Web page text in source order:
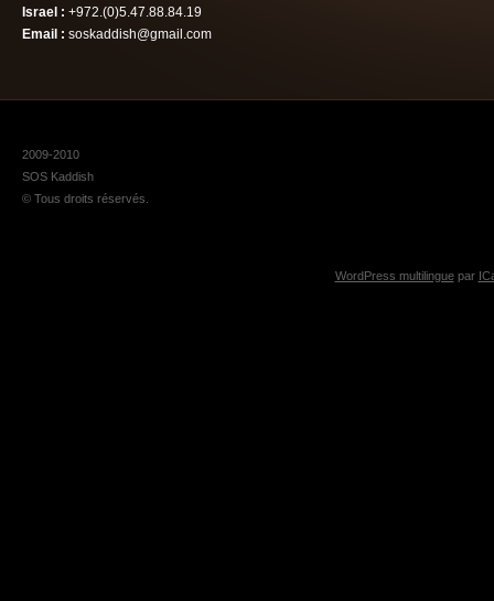
Israel : +972.(0)5.47.88.84.19
Email : soskaddish@gmail.com
2009-2010
SOS Kaddish
© Tous droits réservés.
WordPress multilinguepar